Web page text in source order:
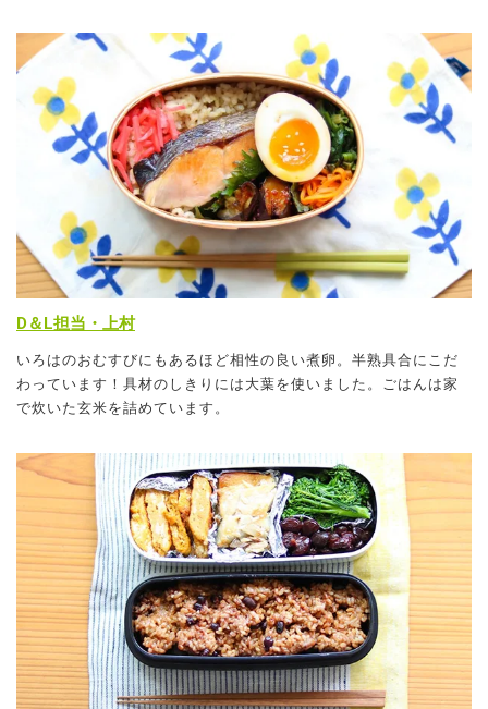
D＆L担当・上村
いろはのおむすびにもあるほど相性の良い煮卵。半熟具合にこだ
わっています！具材のしきりには大葉を使いました。ごはんは家
で炊いた玄米を詰めています。